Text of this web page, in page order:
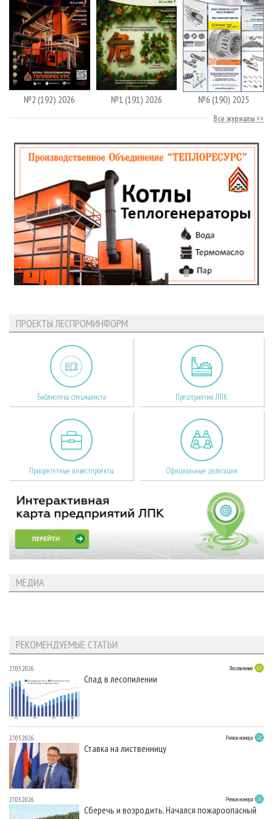
№2 (192) 2026 №1 (191) 2026 №6 (190) 2025
Все журналы
ПРОЕКТЫ ЛЕСПРОМИНФОРМ
Библиотека специалиста Предприятия ЛПК
Приоритетные инвестпроекты Официальные делегации
МЕДИА
РЕКОМЕНДУЕМЫЕ СТАТЬИ
27.05.2026 Лесопиление
Спад в лесопилении
27.05.2026 Регион номера
Ставка на лиственницу
27.05.2026 Регион номера
Сберечь и возродить. Начался пожароопасный